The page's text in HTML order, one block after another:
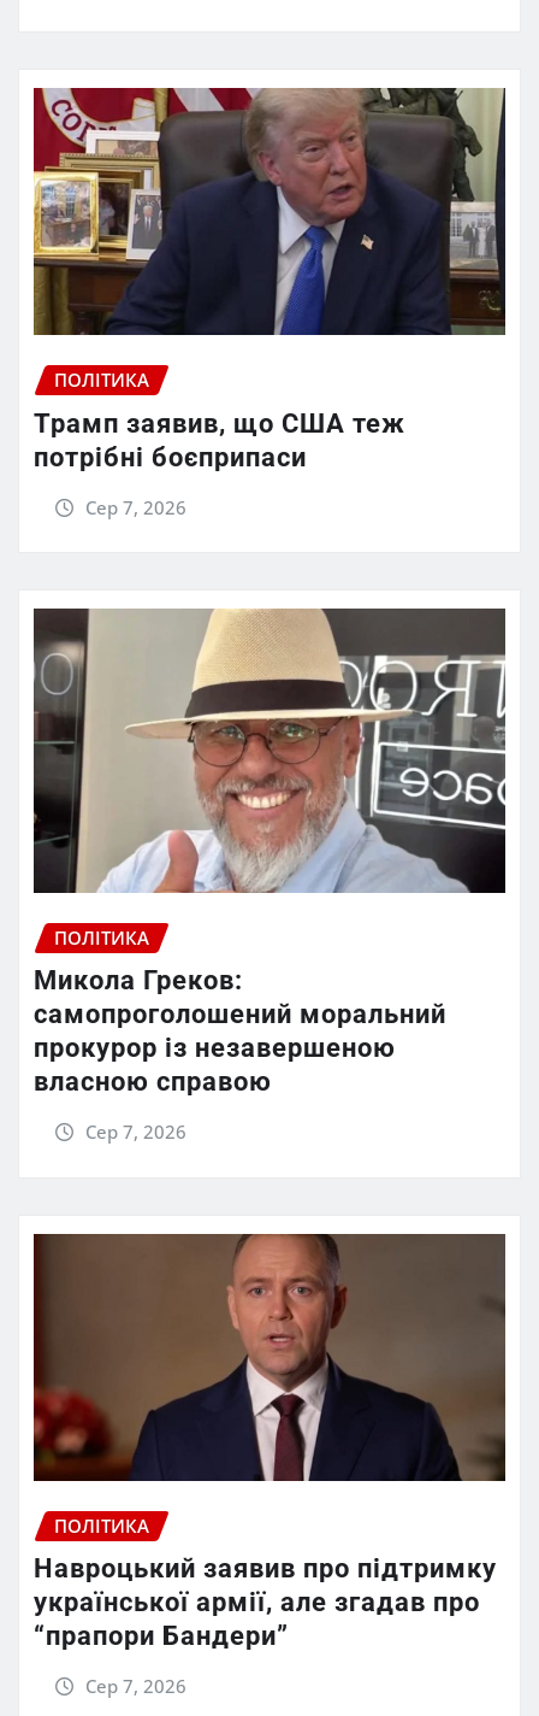
ПОЛІТИКА
Трамп заявив, що США теж
потрібні боєприпаси
Сер 7, 2026
ПОЛІТИКА
Микола Греков:
самопроголошений моральний
прокурор із незавершеною
власною справою
Сер 7, 2026
ПОЛІТИКА
Навроцький заявив про підтримку
української армії, але згадав про
“прапори Бандери”
Сер 7, 2026